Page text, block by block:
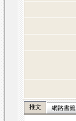
推文 網路書籤